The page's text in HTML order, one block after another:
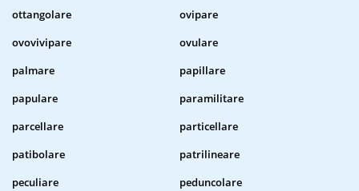
ottangolare
ovipare
ovovivipare
ovulare
palmare
papillare
papulare
paramilitare
parcellare
particellare
patibolare
patrilineare
peculiare
peduncolare